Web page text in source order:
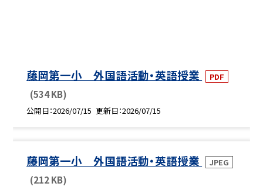
藤岡第一小 外国語活動・英語授業 PDF
(534 KB)
公開日 2026/07/15 更新日 2026/07/15
藤岡第一小 外国語活動・英語授業 JPEG
(212 KB)